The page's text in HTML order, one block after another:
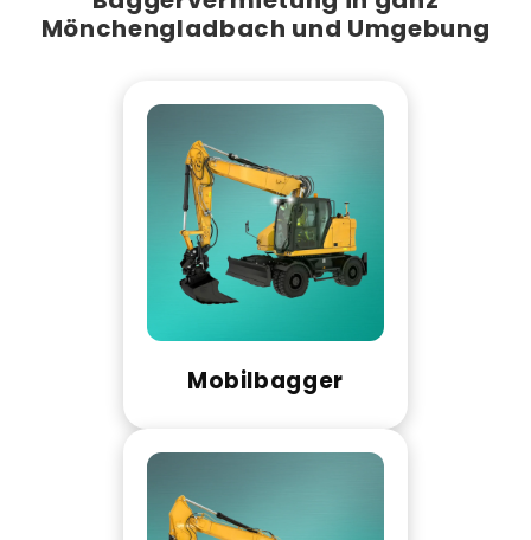
Mönchengladbach und Umgebung
Mobilbagger